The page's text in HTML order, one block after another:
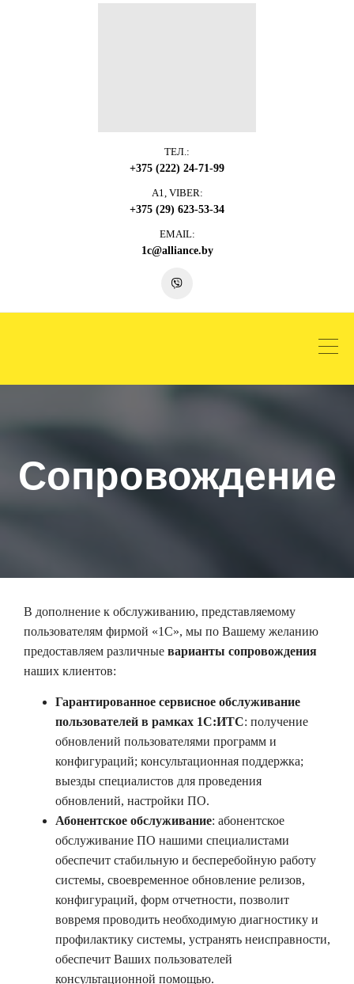
ТЕЛ.:
+375 (222) 24-71-99
A1, VIBER:
+375 (29) 623-53-34
EMAIL:
1c@alliance.by
Сопровождение
В дополнение к обслуживанию, представляемому
пользователям фирмой «1С», мы по Вашему желанию
предоставляем различные варианты сопровождения
наших клиентов:
Гарантированное сервисное обслуживание
пользователей в рамках 1С:ИТС: получение
обновлений пользователями программ и
конфигураций; консультационная поддержка;
выезды специалистов для проведения
обновлений, настройки ПО.
Абонентское обслуживание: абонентское
обслуживание ПО нашими специалистами
обеспечит стабильную и бесперебойную работу
системы, своевременное обновление релизов,
конфигураций, форм отчетности, позволит
вовремя проводить необходимую диагностику и
профилактику системы, устранять неисправности,
обеспечит Ваших пользователей
консультационной помощью.